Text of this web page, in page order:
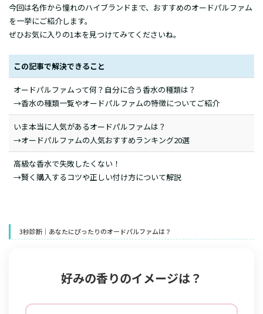
今回は名作から憧れのハイブランドまで、おすすめのオードパルファム
を一挙にご紹介します。
ぜひお気に入りの1本を見つけてみてくださいね。
この記事で解決できること
オードパルファムって何？自分に合う香水の種類は？
→香水の種類一覧やオードパルファムの特徴についてご紹介
いま本当に人気があるオードパルファムは？
→オードパルファムの人気おすすめランキング20選
高級な香水で失敗したくない！
→賢く購入するコツや正しい付け方について解説
3秒診断｜あなたにぴったりのオードパルファムは？
好みの香りのイメージは？